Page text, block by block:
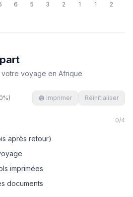
6 5 3 2 1 1 2
votre voyage en Afrique
0%) 🖨️ Imprimer Réinitialiser
0/4
après retour)
imprimées
documents